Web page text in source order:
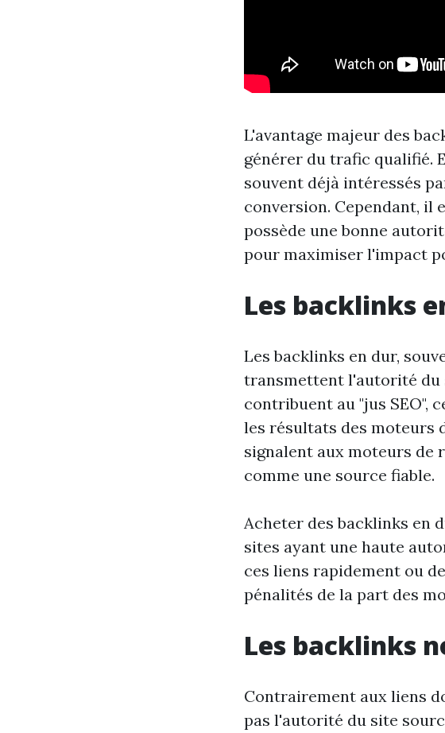
L'avantage majeur des
générer du trafic qualifié.
souvent déjà intéressés
conversion. Cependant, il
possède une bonne
pour maximiser l'impact
Les backlinks
Les backlinks en dur,
transmettent l'autorité du
contribuent au "jus SEO",
les résultats des moteurs
signalent aux moteurs de
comme une source fiable.
Acheter des backlinks en
sites ayant une haute
ces liens rapidement ou
pénalités de la part des
Les backlinks
Contrairement aux liens
pas l'autorité du site